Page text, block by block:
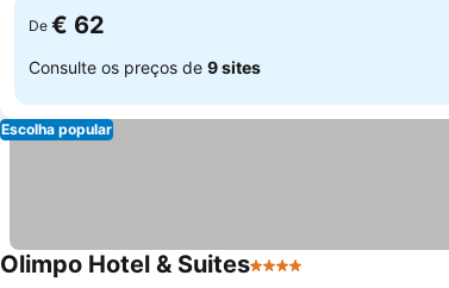
De € 62
Consulte os preços de 9 sites
Escolha popular
Olimpo Hotel & Suites4 Estrelas